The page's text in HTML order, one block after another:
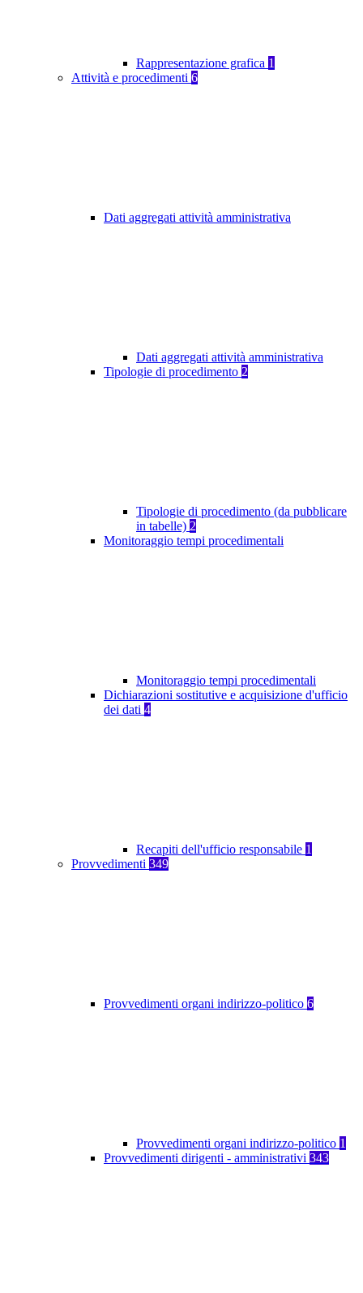
Rappresentazione grafica 1
Attività e procedimenti 6
Dati aggregati attività amministrativa
Dati aggregati attività amministrativa
Tipologie di procedimento 2
Tipologie di procedimento (da pubblicare
in tabelle) 2
Monitoraggio tempi procedimentali
Monitoraggio tempi procedimentali
Dichiarazioni sostitutive e acquisizione d'ufficio
dei dati 4
Recapiti dell'ufficio responsabile 1
Provvedimenti 349
Provvedimenti organi indirizzo-politico 6
Provvedimenti organi indirizzo-politico 1
Provvedimenti dirigenti - amministrativi 343